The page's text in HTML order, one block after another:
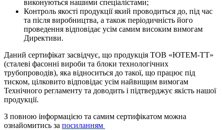
виконуються нашими спеціалістами;
Контроль якості продукції який проводиться до, під час
та після виробництва, а також періодичність його
проведення відповідає усім самим високим вимогам
Директиви.
Даний сертифікат засвідчує, що продукція ТОВ «ЮТЕМ-ТТ»
(сталеві фасонні вироби та блоки технологічних
трубопроводів), яка відноситься до такої, що працює під
тиском, цілковито відповідає усім найвищим вимогам
Технічного регламенту та доводить і підтверджує якість нашої
продукції.
З повною інформацією та самим сертифікатом можна
ознайомитись за посиланням